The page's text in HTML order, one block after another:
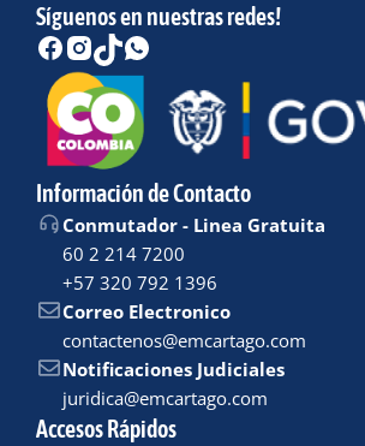
Síguenos en nuestras redes!
Información de Contacto
Conmutador - Linea Gratuita
60 2 214 7200
+57 320 792 1396
Correo Electronico
contactenos@emcartago.com
Notificaciones Judiciales
juridica@emcartago.com
Accesos Rápidos